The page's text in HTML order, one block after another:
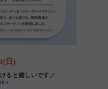
日)
ると嬉しいです／